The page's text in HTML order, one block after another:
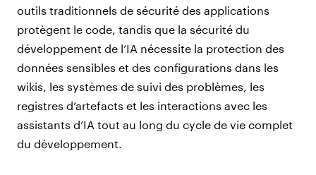
outils traditionnels de sécurité des applications
protègent le code, tandis que la sécurité du
développement de l’IA nécessite la protection des
données sensibles et des configurations dans les
wikis, les systèmes de suivi des problèmes, les
registres d’artefacts et les interactions avec les
assistants d’IA tout au long du cycle de vie complet
du développement.